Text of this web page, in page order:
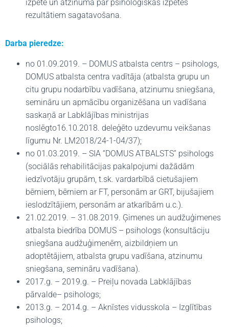
izpēte un atzinuma par psiholoģiskās izpētes
rezultātiem sagatavošana.
Darba pieredze:
no 01.09.2019. – DOMUS atbalsta centrs – psihologs,
DOMUS atbalsta centra vadītāja (atbalsta grupu un
citu grupu nodarbību vadīšana, atzinumu sniegšana,
semināru un apmācību organizēšana un vadīšana
saskaņā ar Labklājības ministrijas
noslēgto16.10.2018. deleģēto uzdevumu veikšanas
līgumu Nr. LM2018/24-1-04/37);
no 01.03.2019. – SIA “DOMUS ATBALSTS” psihologs
(sociālās rehabilitācijas pakalpojumi dažādām
iedzīvotāju grupām, t.sk. vardarbībā cietušajiem
bērniem, bērniem ar FT, personām ar GRT, bijušajiem
ieslodzītājiem, personām ar atkarībām u.c.).
21.02.2019. – 31.08.2019. Ģimenes un audžuģimenes
atbalsta biedrība DOMUS – psihologs (konsultāciju
sniegšana audžuģimenēm, aizbildņiem un
adoptētājiem, atbalsta grupu vadīšana, atzinumu
sniegšana, semināru vadīšana).
2017.g. – 2019.g. – Preiļu novada Labklājības
pārvalde– psihologs;
2013.g. – 2014.g. – Aknīstes vidusskola – Izglītības
psihologs;